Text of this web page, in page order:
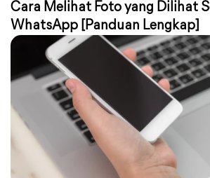
Cara Melihat Foto yang Dilihat
WhatsApp [Panduan Lengkap]